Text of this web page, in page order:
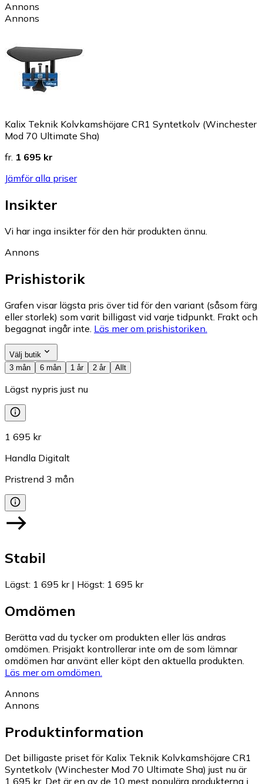
Annons
Annons
Kalix Teknik Kolvkamshöjare CR1 Syntetkolv (Winchester
Mod 70 Ultimate Sha)
fr. 1 695 kr
Jämför alla priser
Insikter
Vi har inga insikter för den här produkten ännu.
Annons
Prishistorik
Grafen visar lägsta pris över tid för den variant (såsom färg
eller storlek) som varit billigast vid varje tidpunkt. Frakt och
begagnat ingår inte. Läs mer om prishistoriken.
Välj butik
3 mån
6 mån 1 år 2 år Allt
Lägst nypris just nu
1 695 kr
Handla Digitalt
Pristrend 3 mån
Stabil
Lägst: 1 695 kr| Högst: 1 695 kr
Omdömen
Berätta vad du tycker om produkten eller läs andras
omdömen. Prisjakt kontrollerar inte om de som lämnar
omdömen har använt eller köpt den aktuella produkten.
Läs mer om omdömen.
Annons
Annons
Produktinformation
Det billigaste priset för Kalix Teknik Kolvkamshöjare CR1
Syntetkolv (Winchester Mod 70 Ultimate Sha) just nu är
1 695 kr. Det är en av de 10 mest populära produkterna i